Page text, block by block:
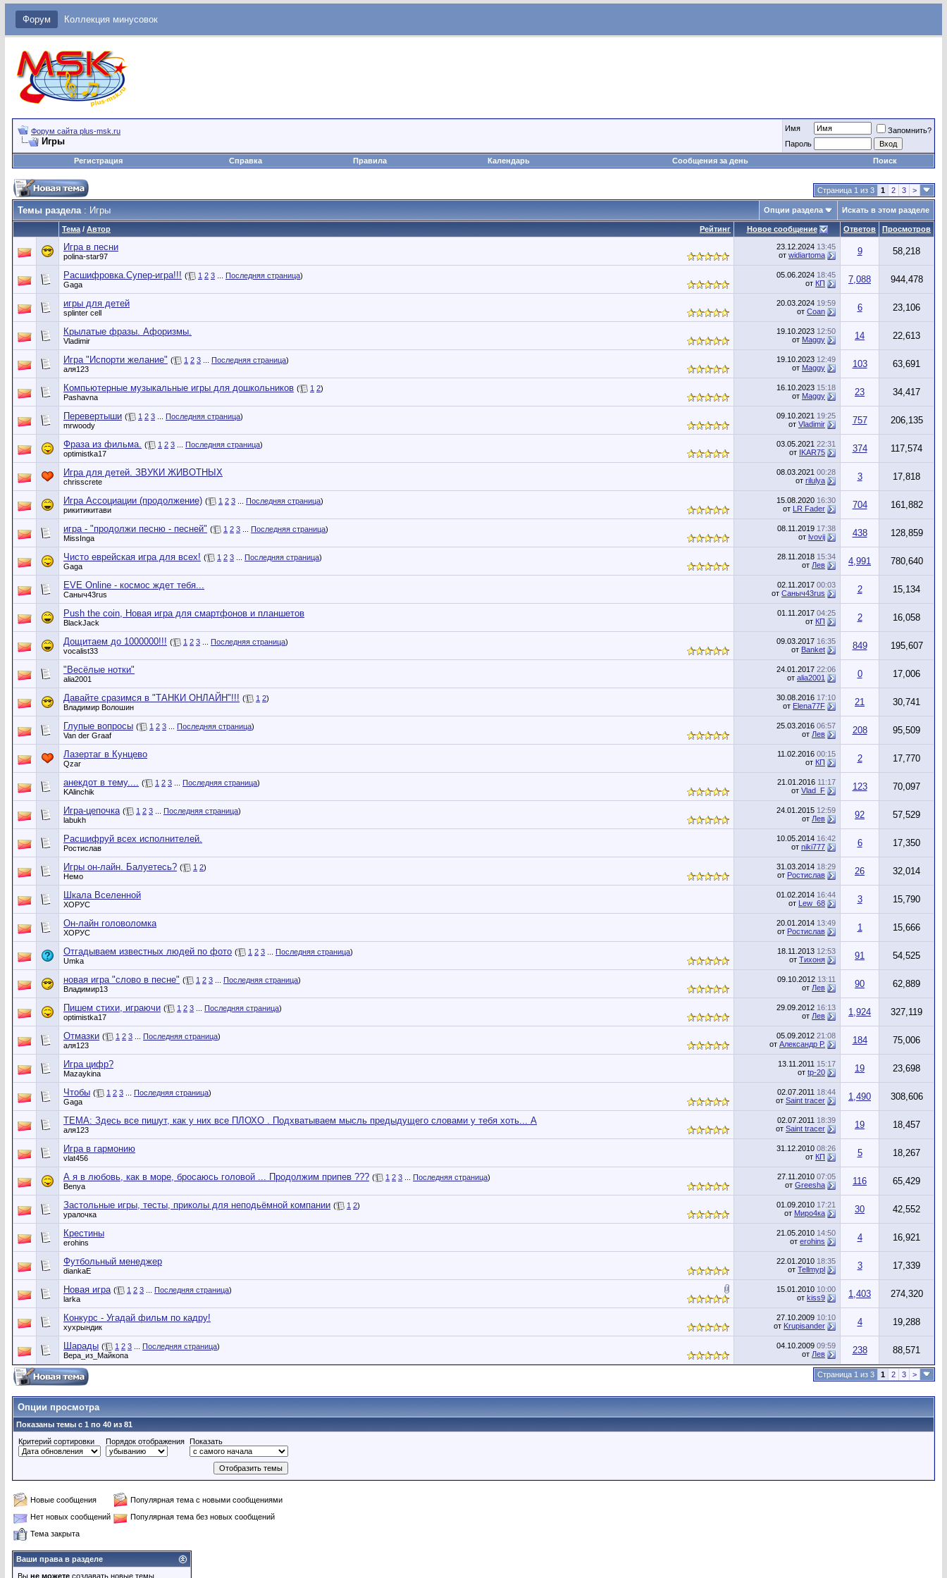
Форум Коллекция минусовок
Форум сайта plus-msk.ru
Игры
Имя
Запомнить?
Пароль
Регистрация
Справка Правила Календарь Сообщения за день Поиск
Страница 1 из 3 1 2 3 >
Темы раздела: Игры Опции раздела Искать в этом разделе
Рейтинг
Тема / Автор Новое сообщение Ответов Просмотров
Игра в песни
polina-star97
23.12.2024 13:45
от widiartoma 9 58,218
Расшифровка.Супер-игра!!! ( 1 2 3 Последняя страница)
Gaga
05.06.2024 18:45
от КП 7,088 944,478
игры для детей
splinter cell
20.03.2024 19:59
от Coan 6 23,106
Крылатые фразы. Афоризмы.
Vladimir
19.10.2023 12:50
от Maggy 14 22,613
Игра "Испорти желание" ( 1 2 3 Последняя страница)
аля123
19.10.2023 12:49
от Maggy 103 63,691
Компьютерные музыкальные игры для дошкольников ( 1 2)
Pashavna
16.10.2023 15:18
от Maggy 23 34,417
Перевертыши ( 1 2 3 Последняя страница)
mrwoody
09.10.2021 19:25
от Vladimir 757 206,135
Фраза из фильма. ( 1 2 3 Последняя страница)
optimistka17
03.05.2021 22:31
от IKAR75 374 117,574
Игра для детей. ЗВУКИ ЖИВОТНЫХ
chrisscrete
08.03.2021 00:28
от rilulya 3 17,818
Игра Ассоциации (продолжение) ( 1 2 3 Последняя страница)
рикитикитави
15.08.2020 16:30
от LR Fader 704 161,882
игра - "продолжи песню - песней" ( 1 2 3 Последняя страница)
MissInga
08.11.2019 17:38
от lvovij 438 128,859
Чисто еврейская игра для всех! ( 1 2 3 Последняя страница)
Gaga
28.11.2018 15:34
от Лев 4,991 780,640
EVE Online - космос ждет тебя...
Саныч43rus
02.11.2017 00:03
от Саныч43rus 2 15,134
Push the coin, Новая игра для смартфонов и планшетов
BlackJack
01.11.2017 04:25
от КП 2 16,058
Дощитаем до 1000000!!! ( 1 2 3 Последняя страница)
vocalist33
09.03.2017 16:35
от Banket 849 195,607
"Весёлые нотки"
alia2001
24.01.2017 22:06
от alia2001 0 17,006
Давайте сразимся в "ТАНКИ ОНЛАЙН"!!! ( 1 2)
Владимир Волошин
30.08.2016 17:10
от Elena77F 21 30,741
Глупые вопросы ( 1 2 3 Последняя страница)
Van der Graaf
25.03.2016 06:57
от Лев 208 95,509
Лазертаг в Кунцево
Qzar
11.02.2016 00:15
от КП 2 17,770
анекдот в тему.... ( 1 2 3 Последняя страница)
KAlinchik
21.01.2016 11:17
от Vlad_F 123 70,097
Игра-цепочка ( 1 2 3 Последняя страница)
labukh
24.01.2015 12:59
от Лев 92 57,529
Расшифруй всех исполнителей.
Ростислав
10.05.2014 16:42
от niki777 6 17,350
Игры он-лайн. Балуетесь? ( 1 2)
Немо
31.03.2014 18:29
от Ростислав 26 32,014
Шкала Вселенной
ХОРУС
01.02.2014 16:44
от Lew_68 3 15,790
Он-лайн головоломка
ХОРУС
20.01.2014 13:49
от Ростислав 1 15,666
Отгадываем известных людей по фото ( 1 2 3 Последняя страница)
Umka
18.11.2013 12:53
от Тихоня 91 54,525
новая игра "слово в песне" ( 1 2 3 Последняя страница)
Владимир13
09.10.2012 13:11
от Лев 90 62,889
Пишем стихи, играючи ( 1 2 3 Последняя страница)
optimistka17
29.09.2012 16:13
от Лев 1,924 327,119
Отмазки ( 1 2 3 Последняя страница)
аля123
05.09.2012 21:08
от Александр Р. 184 75,006
Игра цифр?
Mazaykina
13.11.2011 15:17
от tp-20 19 23,698
Чтобы ( 1 2 3 Последняя страница)
Gaga
02.07.2011 18:44
от Saint tracer 1,490 308,606
ТЕМА: Здесь все пишут, как у них все ПЛОХО . Подхватываем мысль предыдущего словами у тебя хоть... А
аля123
02.07.2011 18:39
от Saint tracer 19 18,457
Игра в гармонию
vlat456
31.12.2010 08:26
от КП 5 18,267
А я в любовь, как в море, бросаюсь головой ... Продолжим припев ??? ( 1 2 3 Последняя страница)
Benya
27.11.2010 07:05
от Greesha 116 65,429
Застольные игры, тесты, приколы для неподьёмной компании ( 1 2)
уралочка
01.09.2010 17:21
от Миро4ка 30 42,552
Крестины
erohins
21.05.2010 14:50
от erohins 4 16,921
Футбольный менеджер
diankaE
22.01.2010 18:35
от Tellmypl 3 17,339
Новая игра ( 1 2 3 Последняя страница)
larka
15.01.2010 10:00
от kiss9 1,403 274,320
Конкурс - Угадай фильм по кадру!
хухрындик
27.10.2009 10:10
от Krupisander 4 19,288
Шарады ( 1 2 3 Последняя страница)
Вера_из_Майкопа
04.10.2009 09:59
от Лев 238 88,571
Страница 1 из 3 1 2 3 >
Опции просмотра
Показаны темы с 1 по 40 из 81
Критерий сортировки
Порядок отображения Показать
Новые сообщения
Популярная тема с новыми сообщениями
Нет новых сообщений
Популярная тема без новых сообщений
Тема закрыта
Ваши права в разделе
Вы не можете создавать новые темы